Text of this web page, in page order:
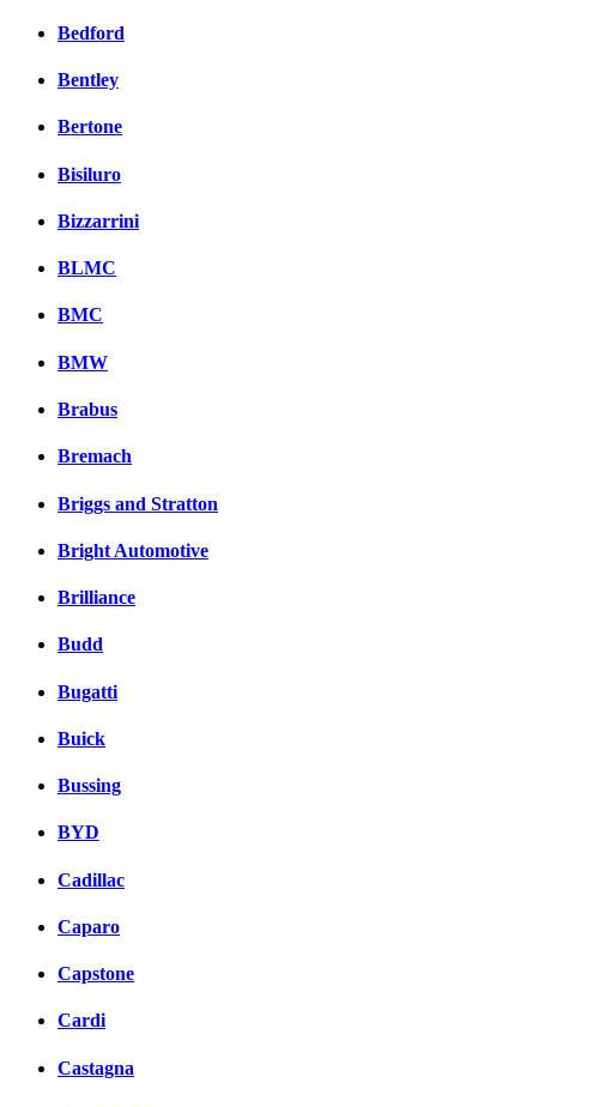
Bedford
Bentley
Bertone
Bisiluro
Bizzarrini
BLMC
BMC
BMW
Brabus
Bremach
Briggs and Stratton
Bright Automotive
Brilliance
Budd
Bugatti
Buick
Bussing
BYD
Cadillac
Caparo
Capstone
Cardi
Castagna